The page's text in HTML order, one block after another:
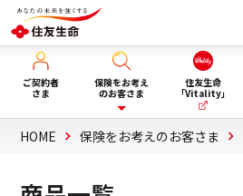
ご契約者
さま
保険をお考え
のお客さま
保険を選ぶ
住友生命
「Vitality」
企業年金のお客さま
住友生命グループVision2030
HOME 保険をお考えのお客さま